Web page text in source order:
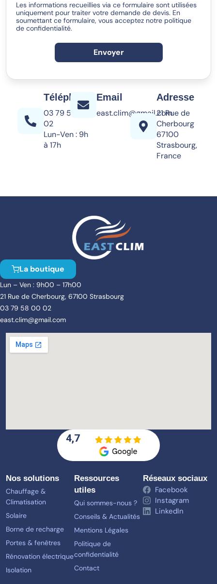
Téléphone
03 79 58 00
02
Lun-Ven : 9h
à 17h
Email
east.clim@gmail.com
Adresse
21 Rue de
Cherbourg
67100
Strasbourg,
France
Les informations recueillies via ce formulaire sont utilisées
uniquement pour traiter votre demande de devis. En
soumettant ce formulaire, vous acceptez notre politique
de confidentialité.
Envoyer
La boutique
Lun – Ven : 9h00 – 17h00
21 Rue de Cherbourg, 67100 Strasbourg
03 79 58 00 02
east.clim@gmail.com
Nos solutions
Chauffage &
Climatisation
Solaire
Borne de recharge
Portes & fenêtres
Rénovation électrique
Isolation
Ressources
utiles
Qui sommes-nous ?
Conseils & Actualités
Mentions Légales
Politique de
confidentialité
Contact
Réseaux sociaux
Facebook
Instagram
LinkedIn
4,7